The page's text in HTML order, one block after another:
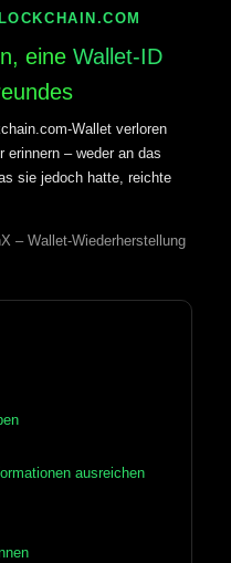
eine Wallet-ID
Wallet verloren
– weder an das
sie jedoch hatte, reichte
– Wallet-Wiederherstellung
ausreichen